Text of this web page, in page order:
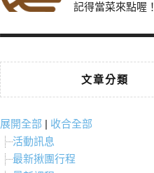
記得當菜來點喔！
文章分類
展開全部 | 收合全部
活動訊息
最新揪團行程